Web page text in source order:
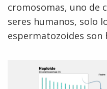
cromosomas, uno de
seres humanos, solo
espermatozoides son